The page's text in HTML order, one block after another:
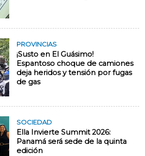
PROVINCIAS
¡Susto en El Guásimo!
Espantoso choque de camiones
deja heridos y tensión por fugas
de gas
SOCIEDAD
Ella Invierte Summit 2026:
Panamá será sede de la quinta
edición